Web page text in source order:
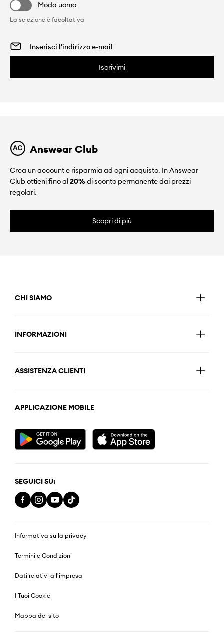
Moda uomo
La selezione è facoltativa
Iscrivimi
Answear Club
Crea un account e risparmia ad ogni acquisto. In Answear
Club ottieni fino al20%di sconto permanente dai prezzi
regolari.
Scopri di più
CHI SIAMO
INFORMAZIONI
ASSISTENZA CLIENTI
APPLICAZIONE MOBILE
SEGUICI SU:
Informativa sulla privacy
Termini e Condizioni
Dati relativi all'impresa
I Tuoi Cookie
Mappa del sito